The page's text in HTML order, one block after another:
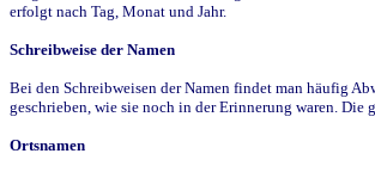
erfolgt nach Tag, Monat und Jahr.
Schreibweise der Namen
Bei den Schreibweisen der Namen findet man häufig
geschrieben, wie sie noch in der Erinnerung waren.
Ortsnamen